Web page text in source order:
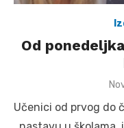
Od
Učenici od prvog do